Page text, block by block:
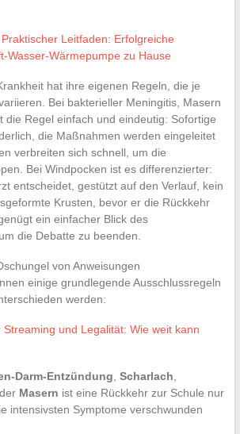
Praktischer Leitfaden: Erfolgreiche
Wasser-Wärmepumpe zu Hause
hat ihre eigenen Regeln, die je
Bei bakterieller Meningitis, Masern
die Regel einfach und eindeutig: Sofortige
die Maßnahmen werden eingeleitet
verbreiten sich schnell, um die
Bei Windpocken ist es differenzierter:
entscheidet, gestützt auf den Verlauf, kein
Krusten, bevor er die Rückkehr
ein einfacher Blick des
die Debatte zu beenden.
von Anweisungen
einige grundlegende Ausschlussregeln
werden:
Streaming und Legalität: Wie weit kann
Darm-Entzündung Scharlach
Masern ist eine Rückkehr zur Schule nur
intensivsten Symptome verschwunden